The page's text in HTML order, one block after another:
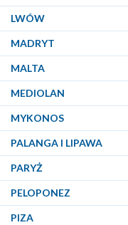
LWÓW
MADRYT
MALTA
MEDIOLAN
MYKONOS
PALANGA I LIPAWA
PARYŻ
PELOPONEZ
PIZA